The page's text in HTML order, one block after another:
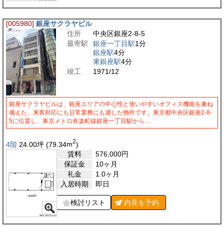
[005980] 銀座サクラヤビル
住所
中央区銀座2-8-5
最寄駅
銀座一丁目駅1分
銀座駅4分
東銀座駅4分
竣工
1971/12
銀座サクラヤビルは、銀座エリアの中心性と使いやすいオフィス機能を兼ね
備えた、来客対応にも日常業務にも適した物件です。東京都中央区銀座2-8-
5に位置し、東京メトロ有楽町線銀座一丁目駅から…
4階 24.00坪 (79.34m2)
賃料
576,000円
保証金
10ヶ月
礼金
1.0ヶ月
入居時期
即日
検討リスト 内見を予約